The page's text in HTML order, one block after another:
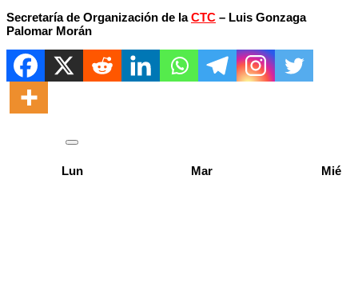
Secretaría de Organización de laCTC – Luis Gonzaga
Palomar Morán
Lun Mar Mié